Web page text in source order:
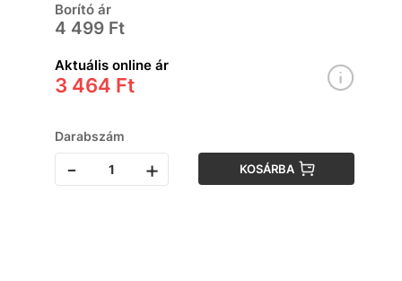
Borító ár
4 499 Ft
Aktuális online ár
3 464 Ft
Darabszám
- + KOSÁRBA